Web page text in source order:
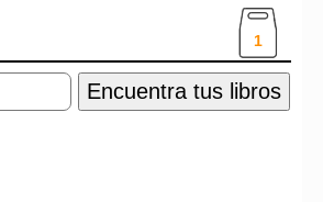
1
Encuentra tus libros